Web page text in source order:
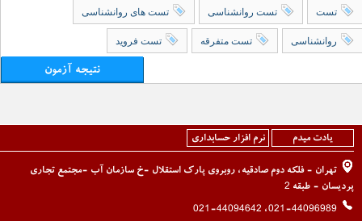
تست تست روانشناسی تست های روانشناسی
روانشناسی تست متفرقه تست فروید
نتیجه آزمون
یادت میدم
نرم افزار حسابداری
تهران - فلکه دوم صادقیه، روبروی پارک استقلال -خ سازمان آب -مجتمع تجاری
پردیسان - طبقه 2
021-44096989، 021-44094642